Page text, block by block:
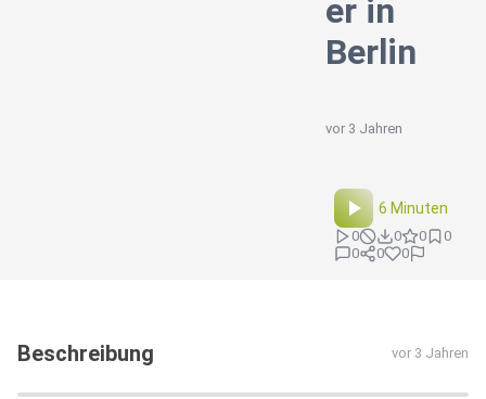
er in
Berlin
vor 3 Jahren
6 Minuten
0 0 0
0
0
0 0
Beschreibung vor 3 Jahren